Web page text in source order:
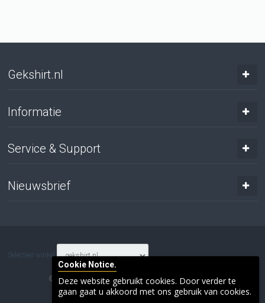
Gekshirt.nl
Informatie
Service & Support
Nieuwsbrief
Selecteer winkel
© 2017 Gresnich. Alle rechten voorbehouden.
Cookie Notice.
Deze website gebruikt cookies. Door verder te
gaan gaat u akkoord met ons gebruik van cookies.